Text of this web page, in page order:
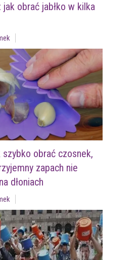
jak obrać jabłko w kilka
szybko obrać czosnek,
zapach nie
dłoniach